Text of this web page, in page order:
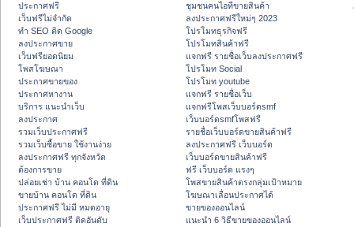
ประกาศฟรี
เว็บฟรีไม่จำกัด
ทำ SEO ติด Google
ลงประกาศขาย
เว็บฟรียอดนิยม
โพสโฆษณา
ประกาศขายของ
ประกาศหางาน
บริการ แนะนำเว็บ
ลงประกาศ
รวมเว็บประกาศฟรี
รวมเว็บซื้อขาย ใช้งานง่าย
ลงประกาศฟรี ทุกจังหวัด
ต้องการขาย
ปล่อยเช่า บ้าน คอนโด ที่ดิน
ขายบ้าน คอนโด ที่ดิน
ประกาศฟรี ไม่มี หมดอายุ
เว็บประกาศฟรี ติดอันดับ
ชุมชนคนไอทีขายสินค้า
ลงประกาศฟรีใหม่ๆ 2023
โปรโมทธุรกิจฟรี
โปรโมทสินค้าฟรี
แจกฟรี รายชื่อเว็บลงประกาศฟรี
โปรโมท Social
โปรโมท youtube
แจกฟรี รายชื่อเว็บ
แจกฟรีโพสเว็บบอร์ดsmf
เว็บบอร์ดsmfโพสฟรี
รายชื่อเว็บบอร์ดขายสินค้าฟรี
ลงประกาศฟรี เว็บบอร์ด
เว็บบอร์ดขายสินค้าฟรี
ฟรี เว็บบอร์ด แรงๆ
โพสขายสินค้าตรงกลุ่มเป้าหมาย
โฆษณาเลื่อนประกาศได้
ขายของออนไลน์
แนะนำ 6 วิธีขายของออนไลน์